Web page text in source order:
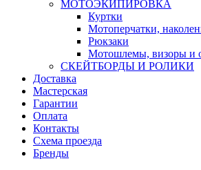
МОТОЭКИПИРОВКА
Куртки
Мотоперчатки,
Рюкзаки
Мотошлемы, визоры и
СКЕЙТБОРДЫ И РОЛИКИ
Доставка
Мастерская
Гарантии
Оплата
Контакты
Схема проезда
Бренды